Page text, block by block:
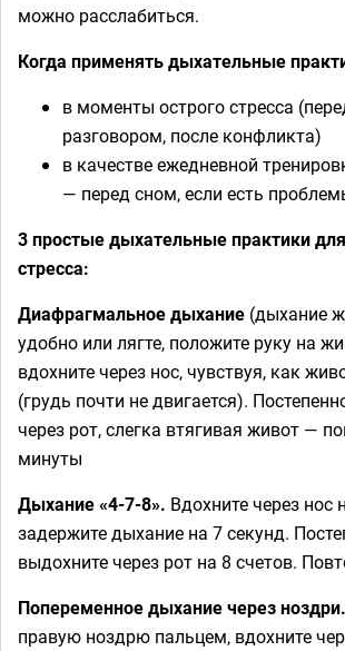
можно расслабиться.
Когда применять дыхательные
в моменты острого стресса
разговором, после конфликта)
в качестве ежедневной
— перед сном, если есть
3 простые дыхательные практики
стресса:
Диафрагмальное дыхание (дыхание
удобно или лягте, положите руку на
вдохните через нос, чувствуя, как
(грудь почти не двигается).
через рот, слегка втягивая живот —
минуты
Дыхание «4-7-8». Вдохните через нос
задержите дыхание на 7 секунд.
выдохните через рот на 8 счетов.
Попеременное дыхание через ноздри.
правую ноздрю пальцем, вдохните